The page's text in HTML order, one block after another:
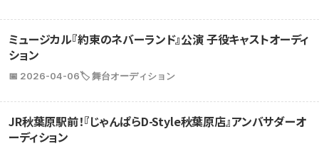
ミュージカル『約束のネバーランド』公演 子役キャストオーディ
ション
📅 2026-04-06🏷️ 舞台オーディション
JR秋葉原駅前！『じゃんぱらD-Style秋葉原店』アンバサダーオ
ーディション